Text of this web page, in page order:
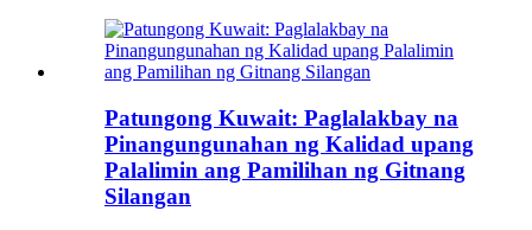
Patungong Kuwait: Paglalakbay na
Pinangungunahan ng Kalidad upang
Palalimin ang Pamilihan ng Gitnang
Silangan